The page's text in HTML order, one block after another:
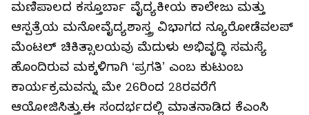
ಮಣಿಪಾಲದ ಕಸ್ತೂರ್ಬಾ ವೈದ್ಯಕೀಯ ಕಾಲೇಜು ಮತ್ತು
ಆಸ್ಪತ್ರೆಯ ಮನೋವೈದ್ಯಶಾಸ್ತ್ರ ವಿಭಾಗದ ನ್ಯೂರೋಡೆವಲಪ್
ಮೆಂಟಲ್ ಚಿಕಿತ್ಸಾಲಯವು ಮೆದುಳು ಅಭಿವೃದ್ಧಿ ಸಮಸ್ಯೆ
ಹೊಂದಿರುವ ಮಕ್ಕಳಿಗಾಗಿ ‘ಪ್ರಗತಿ’ ಎಂಬ ಕುಟುಂಬ
ಕಾರ್ಯಕ್ರಮವನ್ನು ಮೇ 26ರಿಂದ 28ರವರೆಗೆ
ಆಯೋಜಿಸಿತ್ತು.ಈ ಸಂದರ್ಭದಲ್ಲಿ ಮಾತನಾಡಿದ ಕೆಎಂಸಿ